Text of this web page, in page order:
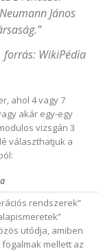
János
forrás: WikiPédia
ahol 4 vagy 7
akár egy-egy
vizsgán 3
választhatjuk a
rendszerek”
utódja, amiben
mellett az